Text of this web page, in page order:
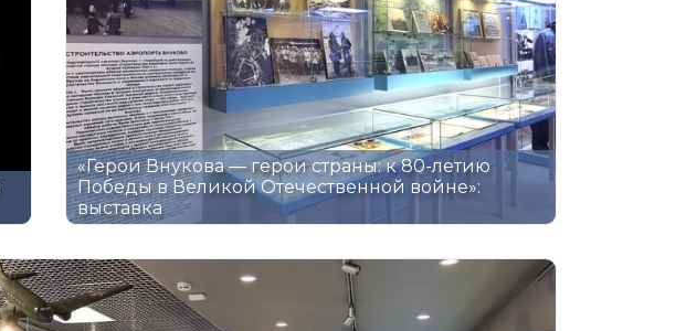
«Герои Внукова — герои страны: к 80-летию
Победы в Великой Отечественной войне»:
выставка